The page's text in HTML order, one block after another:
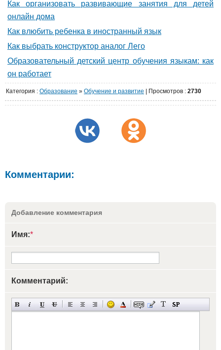
Как организовать развивающие занятия для детей
онлайн дома
Как влюбить ребенка в иностранный язык
Как выбрать конструктор аналог Лего
Образовательный детский центр обучения языкам: как
он работает
Категория : Образование » Обучение и развитие Просмотров : 2730
Комментарии:
Добавление комментария
Имя:*
Комментарий: